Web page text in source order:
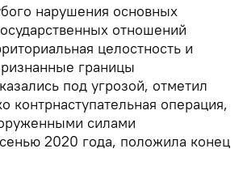
нарушения основных
отношений
целостность и
границы
под угрозой, отметил
контрнаступательная операция,
силами
2020 года, положила конец